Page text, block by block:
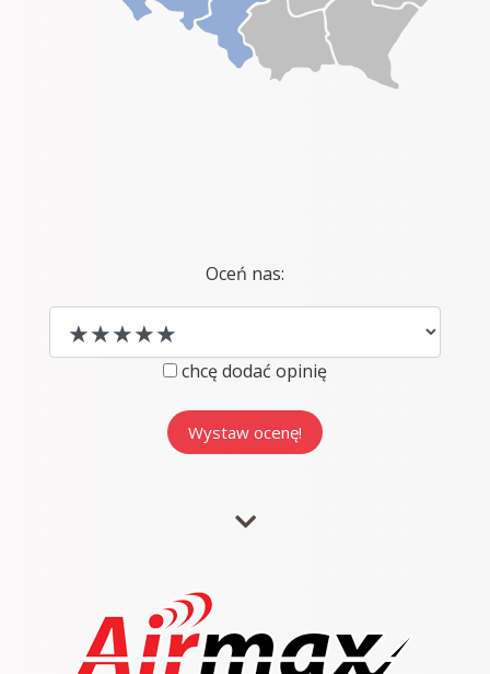
Oceń nas:
chcę dodać opinię